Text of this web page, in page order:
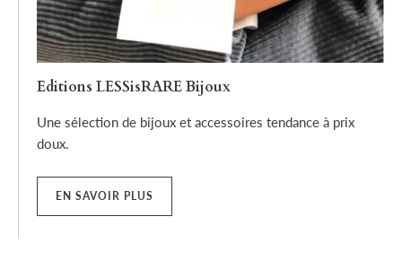
Editions LESSisRARE Bijoux
Une sélection de bijoux et accessoires tendance à prix
doux.
EN SAVOIR PLUS